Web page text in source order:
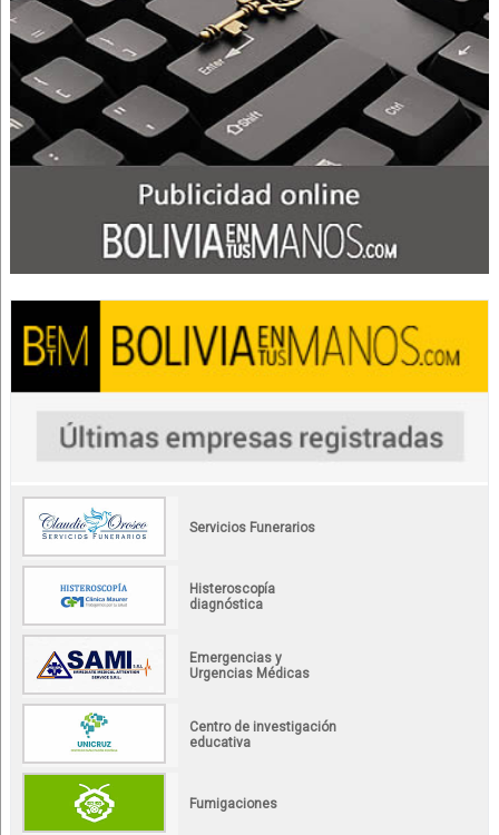
Servicios Funerarios
Histeroscopía
diagnóstica
Emergencias y
Urgencias Médicas
Centro de investigación
educativa
Fumigaciones